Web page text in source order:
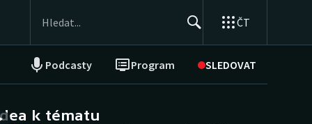
ČT
Podcasty Program SLEDOVAT
NEPŘEHLÉDNĚTE
k tématu